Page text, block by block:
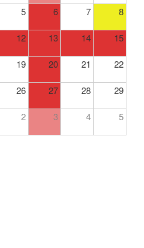
5 6 7 8
12 13 14 15
19 20 21 22
26 27 28 29
2 3 4 5